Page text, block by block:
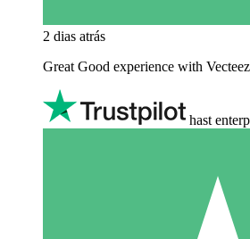
2 dias atrás
Great Good experience with
hast